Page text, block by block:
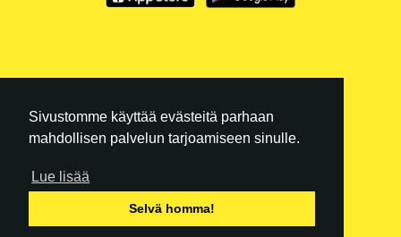
Sivustomme käyttää evästeitä parhaan
mahdollisen palvelun tarjoamiseen sinulle.
Lue lisää
Selvä homma!